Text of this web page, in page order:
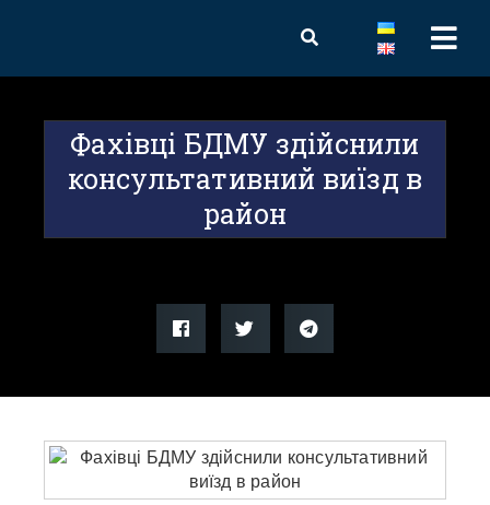
Фахівці БДМУ здійснили
консультативний виїзд в
район